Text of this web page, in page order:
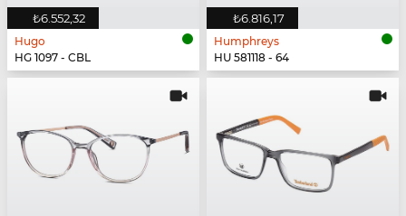
₺6.552,32
Hugo
HG 1097 - CBL
₺6.816,17
Humphreys
HU 581118 - 64